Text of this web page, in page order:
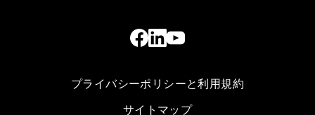
プライバシーポリシーと利用規約
サイトマップ